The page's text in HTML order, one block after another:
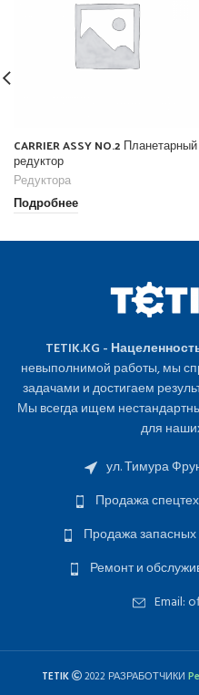
CARRIER ASSY NO.2 Планетарный
редуктор
Редуктора
Подробнее
TETIK.KG -
невыполнимой работы, мы
задачами и достигаем
Мы всегда ищем
для
ул. Тимура
Продажа
Продажа запасных
Ремонт и
Email:
TETIK 2022 РАЗРАБОТЧИКИ